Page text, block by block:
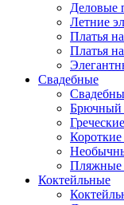
Деловые
Летние
Платья
Платья
Свадебные
Брючный
Короткие
Пляжные
Коктейльные